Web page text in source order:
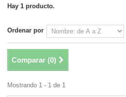
Hay 1 producto.
Ordenar por
Comparar (0)
Mostrando 1 - 1 de 1